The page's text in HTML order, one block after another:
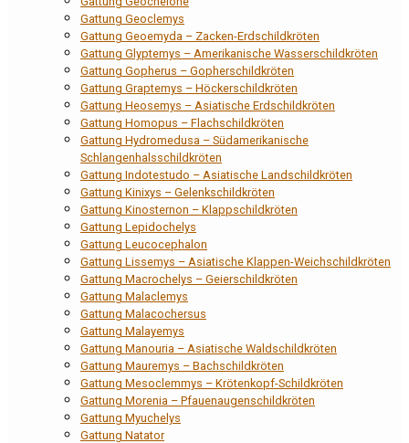
Gattung Geoclemys
Gattung Geoemyda – Zacken-Erdschildkröten
Gattung Glyptemys – Amerikanische Wasserschildkröten
Gattung Gopherus – Gopherschildkröten
Gattung Graptemys – Höckerschildkröten
Gattung Heosemys – Asiatische Erdschildkröten
Gattung Homopus – Flachschildkröten
Gattung Hydromedusa – Südamerikanische
Schlangenhalsschildkröten
Gattung Indotestudo – Asiatische Landschildkröten
Gattung Kinixys – Gelenkschildkröten
Gattung Kinosternon – Klappschildkröten
Gattung Lepidochelys
Gattung Leucocephalon
Gattung Lissemys – Asiatische Klappen-Weichschildkröten
Gattung Macrochelys – Geierschildkröten
Gattung Malaclemys
Gattung Malacochersus
Gattung Malayemys
Gattung Manouria – Asiatische Waldschildkröten
Gattung Mauremys – Bachschildkröten
Gattung Mesoclemmys – Krötenkopf-Schildkröten
Gattung Morenia – Pfauenaugenschildkröten
Gattung Myuchelys
Gattung Natator